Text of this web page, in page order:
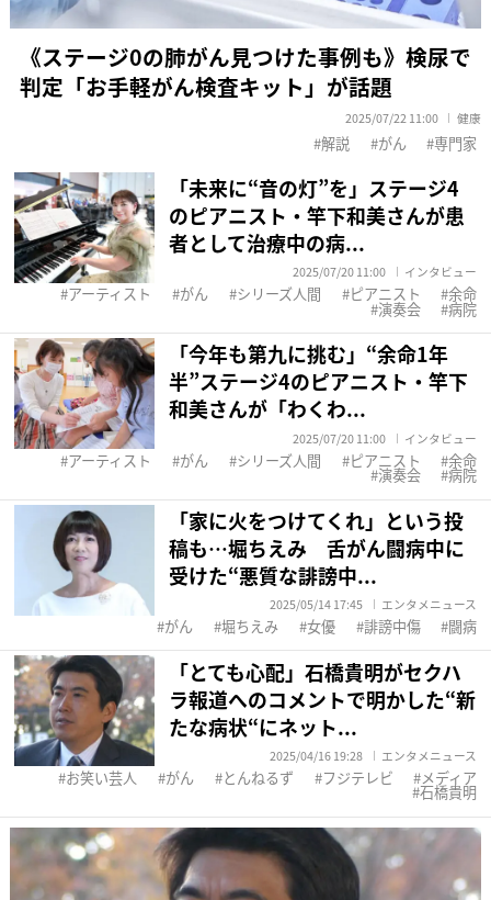
《ステージ0の肺がん見つけた事例も》検尿で
判定「お手軽がん検査キット」が話題
2025/07/22 11:00 健康
解説 がん 専門家
「未来に“音の灯”を」ステージ4
のピアニスト・竿下和美さんが患
者として治療中の病...
2025/07/20 11:00 インタビュー
アーティスト がん シリーズ人間 ピアニスト 余命
演奏会 病院
「今年も第九に挑む」“余命1年
半”ステージ4のピアニスト・竿下
和美さんが「わくわ...
2025/07/20 11:00 インタビュー
アーティスト がん シリーズ人間 ピアニスト 余命
演奏会 病院
「家に火をつけてくれ」という投
稿も…堀ちえみ 舌がん闘病中に
受けた“悪質な誹謗中...
2025/05/14 17:45 エンタメニュース
がん 堀ちえみ 女優 誹謗中傷 闘病
「とても心配」石橋貴明がセクハ
ラ報道へのコメントで明かした“新
たな病状“にネット...
2025/04/16 19:28 エンタメニュース
お笑い芸人 がん とんねるず フジテレビ メディア
石橋貴明